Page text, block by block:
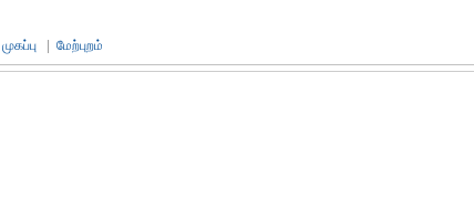
முகப்பு மேற்புறம்